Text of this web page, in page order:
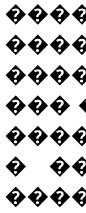
���
�